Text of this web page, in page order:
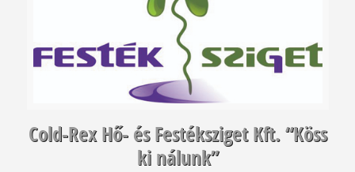
Cold-Rex Hő- és Festéksziget Kft. “Köss
ki nálunk”